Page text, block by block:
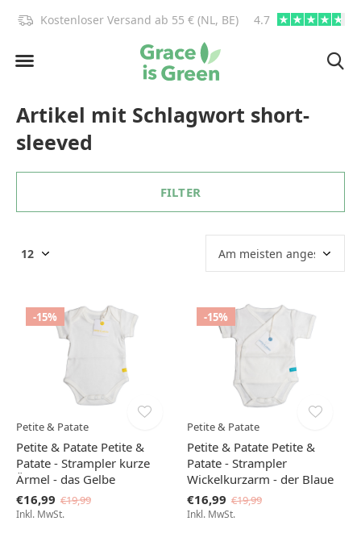
Kostenloser Versand ab 55 € (NL, BE) 4.7
Artikel mit Schlagwort short-
sleeved
FILTER
-15%
Petite & Patate
Petite & Patate Petite &
Patate - Strampler kurze
Ärmel - das Gelbe
€16,99 €19,99
Inkl. MwSt.
-15%
Petite & Patate
Petite & Patate Petite &
Patate - Strampler
Wickelkurzarm - der Blaue
€16,99 €19,99
Inkl. MwSt.